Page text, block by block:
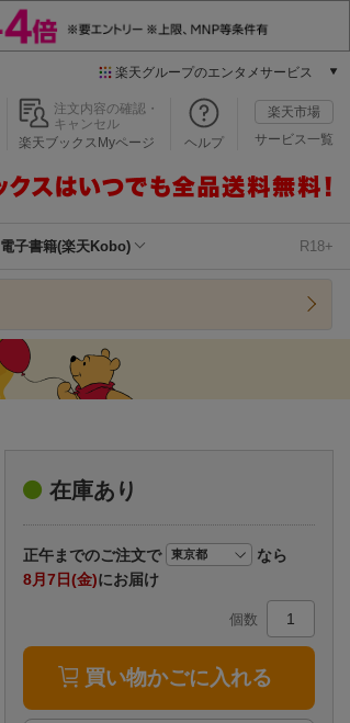
楽天グループのエンタメサービス
本/ゲーム/CD/DVD
楽天ブックス
楽天Kobo
エンタメニュース
推し楽
注文内容の確認・
キャンセル
楽天ブックスMyページ
ヘルプ
楽天市場
サービス一覧
電子書籍(楽天Kobo) R18+
在庫あり
正午までのご注文で
なら
8月7日(金)にお届け
個数
買い物かごに入れる